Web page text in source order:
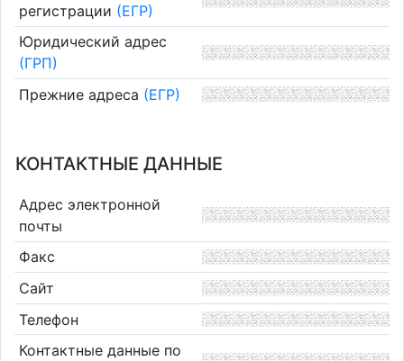
регистрации (ЕГР)
Юридический адрес
(ГРП)
Прежние адреса (ЕГР)
КОНТАКТНЫЕ ДАННЫЕ
Адрес электронной
почты
Факс
Сайт
Телефон
Контактные данные по